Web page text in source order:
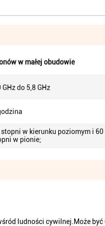
w małej obudowie
GHz do 5,8 GHz
stopni w kierunku poziomym i 60
w pionie;
ludności cywilnej.Może